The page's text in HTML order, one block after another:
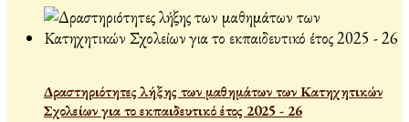
Δραστηριότητες λήξης των μαθημάτων των Κατηχητικών
Σχολείων για το εκπαιδευτικό έτος 2025 - 26